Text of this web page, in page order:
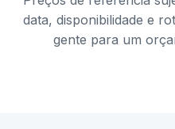
data, disponibilidade e
gente para um